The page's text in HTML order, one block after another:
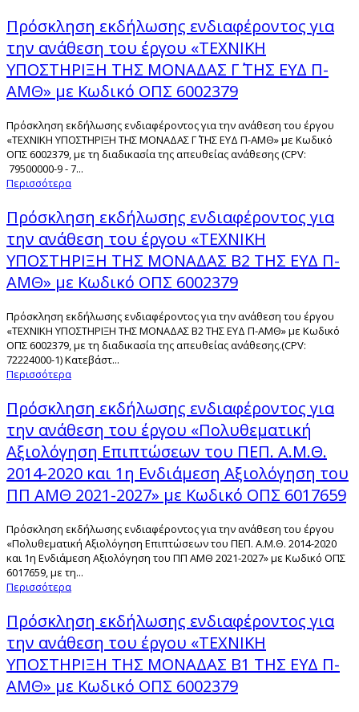
Πρόσκληση εκδήλωσης ενδιαφέροντος για
την ανάθεση του έργου «ΤΕΧΝΙΚΗ
ΥΠΟΣΤΗΡΙΞΗ ΤΗΣ ΜΟΝΑΔΑΣ Γ΄ ΤΗΣ ΕΥΔ Π-
ΑΜΘ» με Κωδικό ΟΠΣ 6002379
Πρόσκληση εκδήλωσης ενδιαφέροντος για την ανάθεση του έργου
«ΤΕΧΝΙΚΗ ΥΠΟΣΤΗΡΙΞΗ ΤΗΣ ΜΟΝΑΔΑΣ Γ΄ ΤΗΣ ΕΥΔ Π-ΑΜΘ» με Κωδικό
ΟΠΣ 6002379, με τη διαδικασία της απευθείας ανάθεσης (CPV:
79500000-9 - 7...
Περισσότερα
Πρόσκληση εκδήλωσης ενδιαφέροντος για
την ανάθεση του έργου «ΤΕΧΝΙΚΗ
ΥΠΟΣΤΗΡΙΞΗ ΤΗΣ ΜΟΝΑΔΑΣ Β2 ΤΗΣ ΕΥΔ Π-
ΑΜΘ» με Κωδικό ΟΠΣ 6002379
Πρόσκληση εκδήλωσης ενδιαφέροντος για την ανάθεση του έργου
«ΤΕΧΝΙΚΗ ΥΠΟΣΤΗΡΙΞΗ ΤΗΣ ΜΟΝΑΔΑΣ Β2 ΤΗΣ ΕΥΔ Π-ΑΜΘ» με Κωδικό
ΟΠΣ 6002379, με τη διαδικασία της απευθείας ανάθεσης.(CPV:
72224000-1) Κατεβάστ...
Περισσότερα
Πρόσκληση εκδήλωσης ενδιαφέροντος για
την ανάθεση του έργου «Πολυθεματική
Αξιολόγηση Επιπτώσεων του ΠΕΠ. Α.Μ.Θ.
2014-2020 και 1η Ενδιάμεση Αξιολόγηση του
ΠΠ ΑΜΘ 2021-2027» με Κωδικό ΟΠΣ 6017659
Πρόσκληση εκδήλωσης ενδιαφέροντος για την ανάθεση του έργου
«Πολυθεματική Αξιολόγηση Επιπτώσεων του ΠΕΠ. Α.Μ.Θ. 2014-2020
και 1η Ενδιάμεση Αξιολόγηση του ΠΠ ΑΜΘ 2021-2027» με Κωδικό ΟΠΣ
6017659, με τη...
Περισσότερα
Πρόσκληση εκδήλωσης ενδιαφέροντος για
την ανάθεση του έργου «ΤΕΧΝΙΚΗ
ΥΠΟΣΤΗΡΙΞΗ ΤΗΣ ΜΟΝΑΔΑΣ Β1 ΤΗΣ ΕΥΔ Π-
ΑΜΘ» με Κωδικό ΟΠΣ 6002379